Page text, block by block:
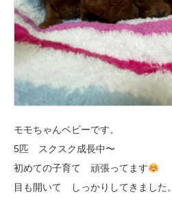
モモちゃんベビーです。
5匹 スクスク成長中〜
初めての子育て 頑張ってます
目も開いて しっかりしてきました。